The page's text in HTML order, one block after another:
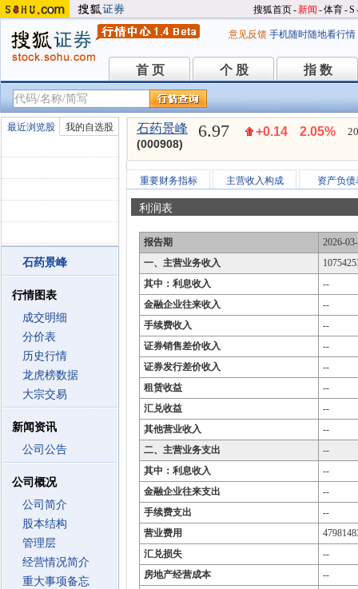
搜狐首页-新闻 -体育-S
意见反馈 手机随时随地看行情
首 页
首 页 个 股
个 股 指 数
指 数
最近浏览股 我的自选股
石药景峰
行情图表
成交明细
分价表
历史行情
龙虎榜数据
大宗交易
新闻资讯
公司公告
公司概况
公司简介
股本结构
管理层
经营情况简介
重大事项备忘
石药景峰
(000908)
6.97 +0.14 2.05%
重要财务指标 主营收入构成 资产负债
利润表
报告期
2026-
一、主营业务收入
其中：利息收入
--
金融企业往来收入
--
手续费收入
--
证券销售差价收入
--
证券发行差价收入
--
租赁收益
--
汇兑收益
--
其他营业收入
--
二、主营业务支出
--
其中：利息收入
--
金融企业往来支出
--
手续费支出
--
营业费用
汇兑损失
--
房地产经营成本
--